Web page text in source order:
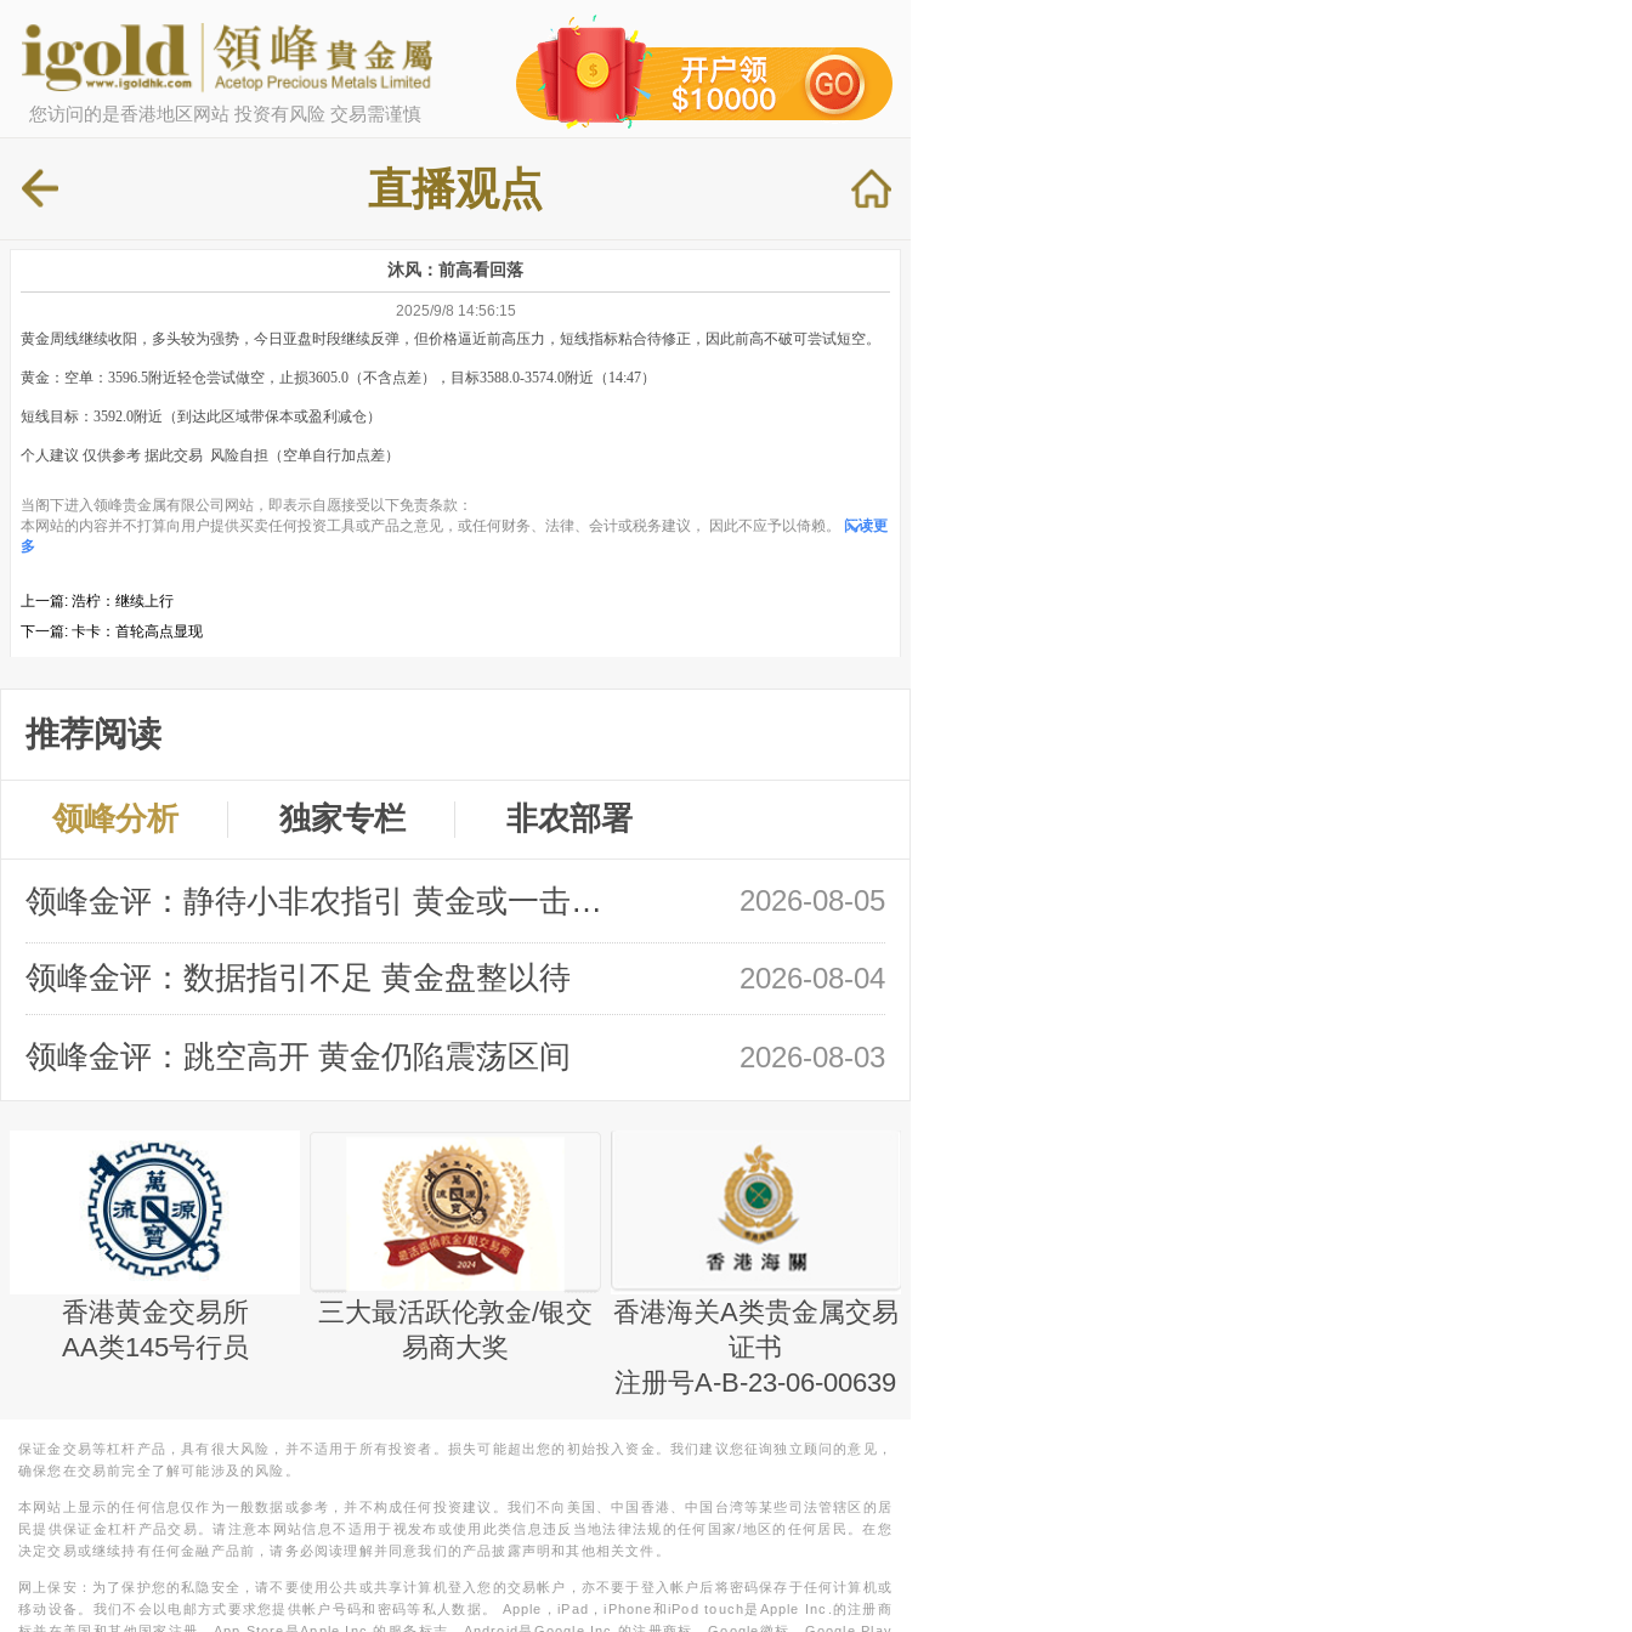
您访问的是香港地区网站 投资有风险 交易需谨慎
直播观点
沐风：前高看回落
2025/9/8 14:56:15
黄金周线继续收阳，多头较为强势，今日亚盘时段继续反弹，但价格逼近前高压力，短线指标粘合待修正，因此前高不破可尝试短空。
黄金：空单：3596.5附近轻仓尝试做空，止损3605.0（不含点差），目标3588.0-3574.0附近（14:47）
短线目标：3592.0附近（到达此区域带保本或盈利减仓）
个人建议 仅供参考 据此交易 风险自担（空单自行加点差）
当阁下进入领峰贵金属有限公司网站，即表示自愿接受以下免责条款：
本网站的内容并不打算向用户提供买卖任何投资工具或产品之意见，或任何财务、法律、会计或税务建议， 因此不应予以倚赖。
阅读更
多
上一篇: 浩柠：继续上行
下一篇: 卡卡：首轮高点显现
推荐阅读
领峰分析 独家专栏 非农部署
领峰金评：静待小非农指引 黄金或一击破局 2026-08-05
领峰金评：数据指引不足 黄金盘整以待 2026-08-04
领峰金评：跳空高开 黄金仍陷震荡区间 2026-08-03
香港黄金交易所
AA类145号行员
三大最活跃伦敦金/银交
易商大奖
香港海关A类贵金属交易
证书
注册号A-B-23-06-00639
保证金交易等杠杆产品，具有很大风险，并不适用于所有投资者。损失可能超出您的初始投入资金。我们建议您征询独立顾问的意见，
确保您在交易前完全了解可能涉及的风险。
本网站上显示的任何信息仅作为一般数据或参考，并不构成任何投资建议。我们不向美国、中国香港、中国台湾等某些司法管辖区的居
民提供保证金杠杆产品交易。请注意本网站信息不适用于视发布或使用此类信息违反当地法律法规的任何国家/地区的任何居民。在您
决定交易或继续持有任何金融产品前，请务必阅读理解并同意我们的产品披露声明和其他相关文件。
网上保安：为了保护您的私隐安全，请不要使用公共或共享计算机登入您的交易帐户，亦不要于登入帐户后将密码保存于任何计算机或
移动设备。我们不会以电邮方式要求您提供帐户号码和密码等私人数据。 Apple，iPad，iPhone和iPod touch是Apple Inc.的注册商